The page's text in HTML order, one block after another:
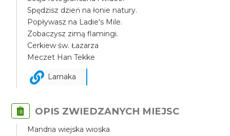
Spędzisz dzień na łonie natury.
Popływasz na Ladie's Mile.
Zobaczysz zimą flamingi.
Cerkiew św. Łazarza
Meczet Han Tekke
Larnaka
OPIS ZWIEDZANYCH MIEJSC
Mandria wiejska wioska